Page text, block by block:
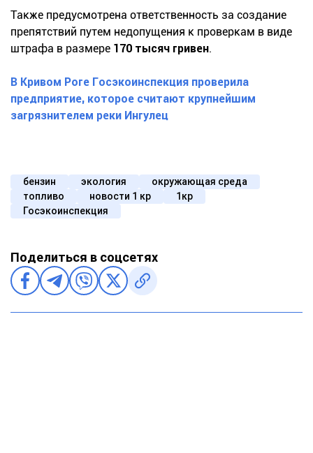
Также предусмотрена ответственность за создание
препятствий путем недопущения к проверкам в виде
штрафа в размере 170 тысяч гривен.
В Кривом Роге Госэкоинспекция проверила
предприятие, которое считают крупнейшим
загрязнителем реки Ингулец
бензин экология
окружающая среда
топливо
новости 1 кр
1кр
Госэкоинспекция
Поделиться в соцсетях